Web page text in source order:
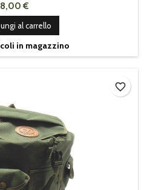
€
al carrello
in magazzino
favorite_border